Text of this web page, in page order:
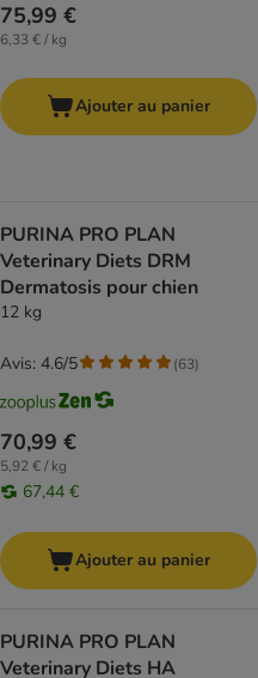
75,99 €
6,33 € / kg
Ajouter au panier
PURINA PRO PLAN
Veterinary Diets DRM
Dermatosis pour chien
12 kg
70,99 €
5,92 € / kg
67,44 €
Avis: 4.6/5 (63)
Ajouter au panier
PURINA PRO PLAN
Veterinary Diets HA